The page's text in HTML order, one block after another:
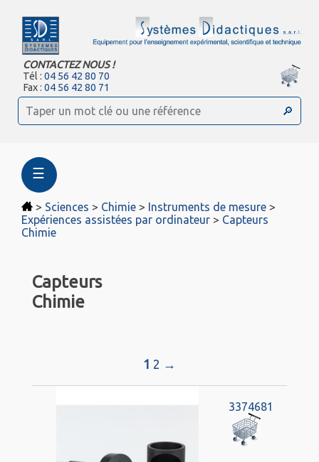
CONTACTEZ NOUS !
Tél :04 56 42 80 70
Fax :04 56 42 80 71
☰
> Sciences > Chimie > Instruments de mesure >
Expériences assistées par ordinateur > Capteurs
Chimie
Capteurs
Chimie
1 2 →
3374681